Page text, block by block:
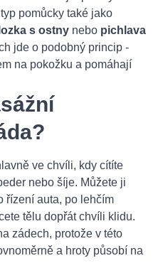
pomůcky také jako
s ostny nebo pichlava
jde o podobný princip -
na pokožku a pomáhají
ve chvíli, kdy cítíte
nebo šíje. Můžete ji
řízení auta, po lehčím
tělu dopřát chvíli klidu.
zádech, protože v této
a hroty působí na